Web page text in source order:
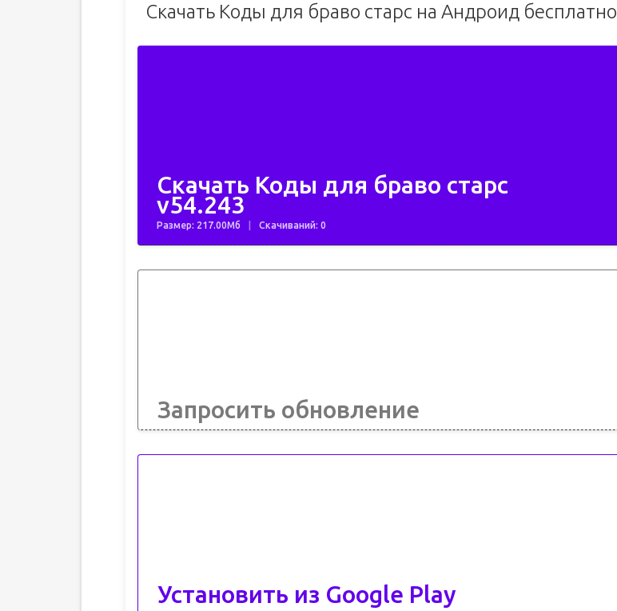
Скачать Коды для браво старс на Андроид бесплатно
Скачать Коды для браво старс
v54.243
Размер: 217.00Мб Скачиваний: 0
Запросить обновление
Установить из Google Play